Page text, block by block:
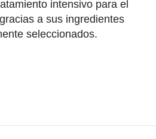
intensivo para el
a sus ingredientes
seleccionados.